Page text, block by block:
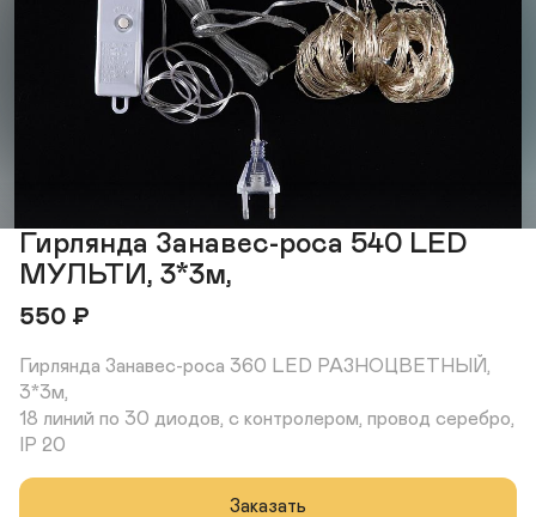
Гирлянда Занавес-роса 540 LED
МУЛЬТИ, 3*3м,
550 ₽
Гирлянда Занавес-роса 360 LED РАЗНОЦВЕТНЫЙ,
3*3м,
18 линий по 30 диодов, с контролером, провод серебро,
IP 20
Заказать